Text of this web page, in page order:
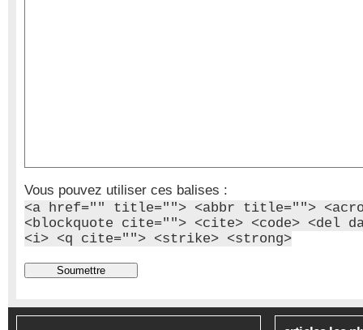
Vous pouvez utiliser ces balises :
<a href="" title=""> <abbr title="">
<blockquote cite=""> <cite> <code> <del
<i> <q cite=""> <strike> <strong>